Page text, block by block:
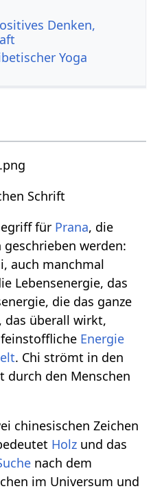
Denken,
Yoga
Schrift
für Prana, die
geschrieben werden:
auch manchmal
Lebensenergie, das
die das ganze
überall wirkt,
Energie
. Chi strömt in den
durch den Menschen
chinesischen Zeichen
Holz und das
nach dem
im Universum und